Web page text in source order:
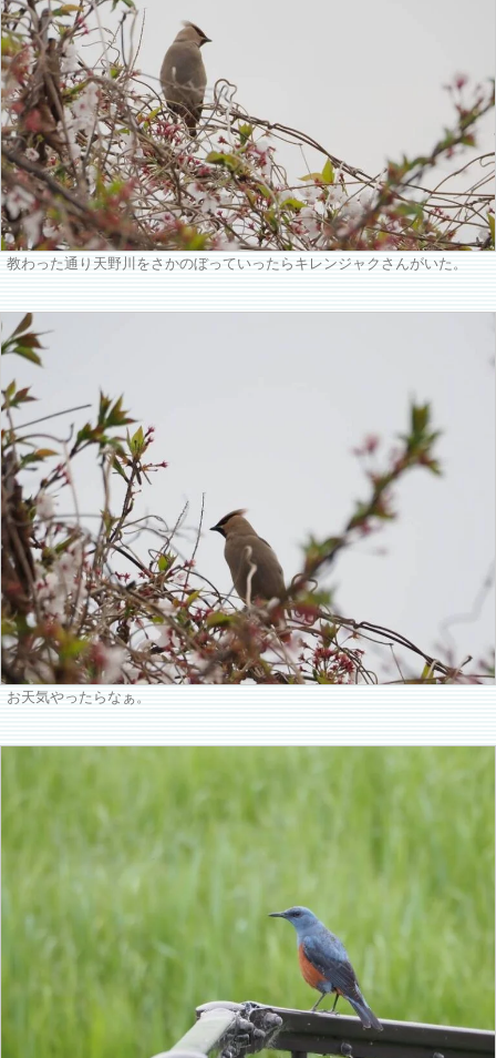
教わった通り天野川をさかのぼっていったらキレンジャクさんがいた。
お天気やったらなぁ。